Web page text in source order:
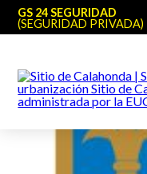
GS 24 SEGURIDAD
(SEGURIDAD PRIVADA)
Acerca deSitio de
Todos los